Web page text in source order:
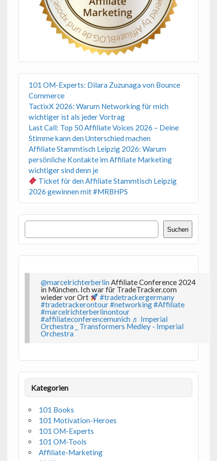
101 OM-Experts: Dilara Zuzunaga von Bounce
Commerce
TactixX 2026: Warum Networking für mich
wichtiger ist als jeder Vortrag
Last Call: Top 50 Affiliate Voices 2026 – Deine
Stimme kann den Unterschied machen
Affiliate Stammtisch Leipzig 2026: Warum
persönliche Kontakte im Affiliate Marketing
wichtiger sind denn je
Ticket für den Affiliate Stammtisch Leipzig
2026 gewinnen mit #MRBHPS
Suchen
Suchen
@marcelrichterberlin Affiliate Conference 2024
in München. Ich war für TradeTracker.com
wieder vor Ort
#tradetrackergermany
#tradetrackerontour#networking#Affiliate
#marcelrichterberlinontour
#affiliateconferencemunich ♬ Imperial
Orchestra _ Transformers Medley - Imperial
Orchestra
Kategorien
101 Books
101 Motivation-Heroes
101 OM-Experts
101 OM-Tools
Affiliate-Marketing